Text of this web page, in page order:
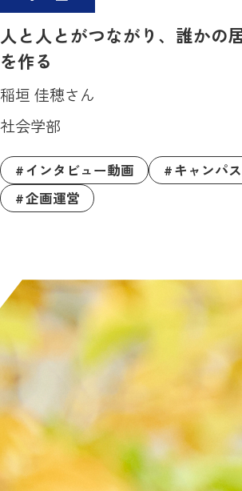
人と人とがつながり、誰かの
を作る
稲垣 佳穂さん
社会学部
インタビュー動画
キャンパ
企画運営